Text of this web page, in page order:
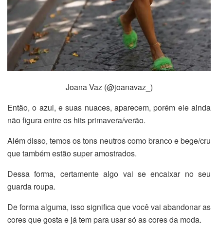
Joana Vaz (@joanavaz_)
Então, o azul, e suas nuaces, aparecem, porém ele ainda
não figura entre os hits primavera/verão.
Além disso, temos os tons neutros como branco e bege/cru
que também estão super amostrados.
Dessa forma, certamente algo vai se encaixar no seu
guarda roupa.
De forma alguma, isso significa que você vai abandonar as
cores que gosta e já tem para usar só as cores da moda.